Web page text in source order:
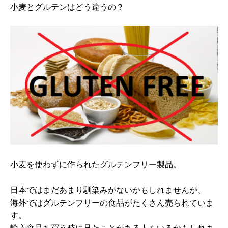
小麦とグルテンはどう違うの？
小麦を使わずに作られたグルテンフリー製品。
日本ではまだあまり馴染みがないかもしれませんが、
海外ではグルテンフリーの食品がたくさん売られていま
す。